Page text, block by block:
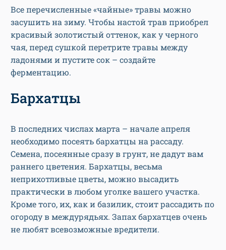
Все перечисленные «чайные» травы можно
засушить на зиму. Чтобы настой трав приобрел
красивый золотистый оттенок, как у черного
чая, перед сушкой перетрите травы между
ладонями и пустите сок – создайте
ферментацию.
Бархатцы
В последних числах марта – начале апреля
необходимо посеять бархатцы на рассаду.
Семена, посеянные сразу в грунт, не дадут вам
раннего цветения. Бархатцы, весьма
неприхотливые цветы, можно высадить
практически в любом уголке вашего участка.
Кроме того, их, как и базилик, стоит рассадить по
огороду в междурядьях. Запах бархатцев очень
не любят всевозможные вредители.